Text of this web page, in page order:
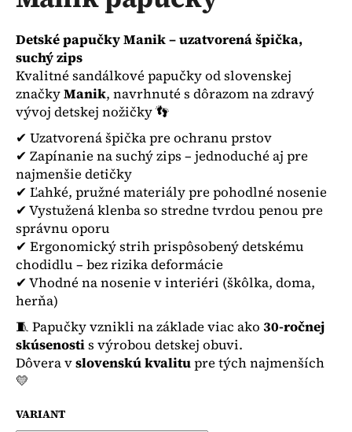
z
5
hviezdičiek.
Detské papučky Manik – uzatvorená špička,
suchý zips
Kvalitné sandálkové papučky od slovenskej
značkyManik, navrhnuté s dôrazom na zdravý
vývoj detskej nožičky 👣
✔ Uzatvorená špička pre ochranu prstov
✔ Zapínanie na suchý zips – jednoduché aj pre
najmenšie detičky
✔ Ľahké, pružné materiály pre pohodlné nosenie
✔ Vystužená klenba so stredne tvrdou penou pre
správnu oporu
✔ Ergonomický strih prispôsobený detskému
chodidlu – bez rizika deformácie
✔ Vhodné na nosenie v interiéri (škôlka, doma,
herňa)
🧵 Papučky vznikli na základe viac ako 30-ročnej
skúsenostis výrobou detskej obuvi.
Dôvera vslovenskú kvalitupre tých najmenších
💛
VARIANT
j
s
ť
?
HĽADAŤ
O
d
p
o
r
ú
č
a
m
e